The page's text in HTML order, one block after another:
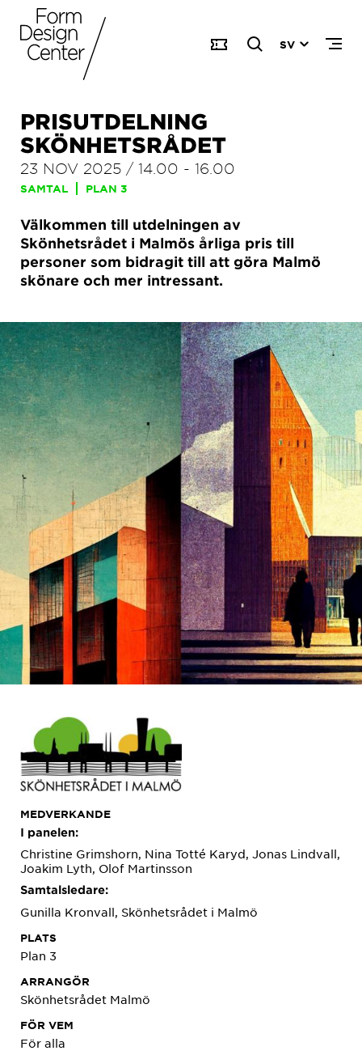
SV
PRISUTDELNING
SKÖNHETSRÅDET
23 NOV 2025 / 14.00 - 16.00
SAMTAL PLAN 3
Välkommen till utdelningen av
Skönhetsrådet i Malmös årliga pris till
personer som bidragit till att göra Malmö
skönare och mer intressant.
MEDVERKANDE
I panelen:
Christine Grimshorn, Nina Totté Karyd, Jonas Lindvall,
Joakim Lyth, Olof Martinsson
Samtalsledare:
Gunilla Kronvall, Skönhetsrådet i Malmö
PLATS
Plan 3
ARRANGÖR
Skönhetsrådet Malmö
FÖR VEM
För alla